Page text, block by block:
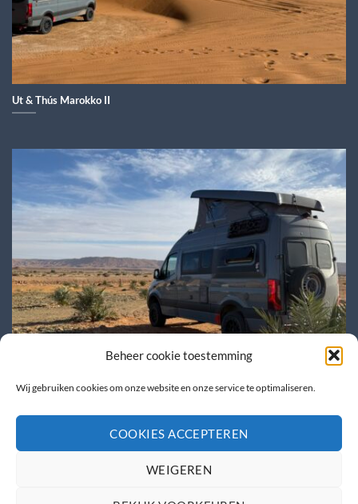
Beheer cookie toestemming
Wij gebruiken cookies om onze website en onze service te optimaliseren.
COOKIES ACCEPTEREN
WEIGEREN
Ut & Thús Marokko II
Caravana beurs + Ut & Thús